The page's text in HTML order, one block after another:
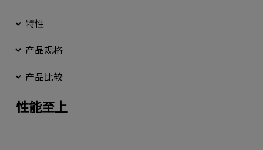
特性
产品规格
产品比较
性能至上